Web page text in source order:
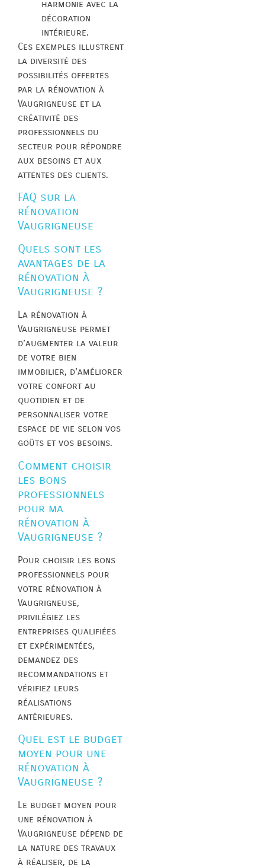
harmonie avec la
décoration
intérieure.
Ces exemples illustrent
la diversité des
possibilités offertes
par la rénovation à
Vaugrigneuse et la
créativité des
professionnels du
secteur pour répondre
aux besoins et aux
attentes des clients.
FAQ sur la
rénovation
Vaugrigneuse
Quels sont les
avantages de la
rénovation à
Vaugrigneuse ?
La rénovation à
Vaugrigneuse permet
d’augmenter la valeur
de votre bien
immobilier, d’améliorer
votre confort au
quotidien et de
personnaliser votre
espace de vie selon vos
goûts et vos besoins.
Comment choisir
les bons
professionnels
pour ma
rénovation à
Vaugrigneuse ?
Pour choisir les bons
professionnels pour
votre rénovation à
Vaugrigneuse,
privilégiez les
entreprises qualifiées
et expérimentées,
demandez des
recommandations et
vérifiez leurs
réalisations
antérieures.
Quel est le budget
moyen pour une
rénovation à
Vaugrigneuse ?
Le budget moyen pour
une rénovation à
Vaugrigneuse dépend de
la nature des travaux
à réaliser, de la